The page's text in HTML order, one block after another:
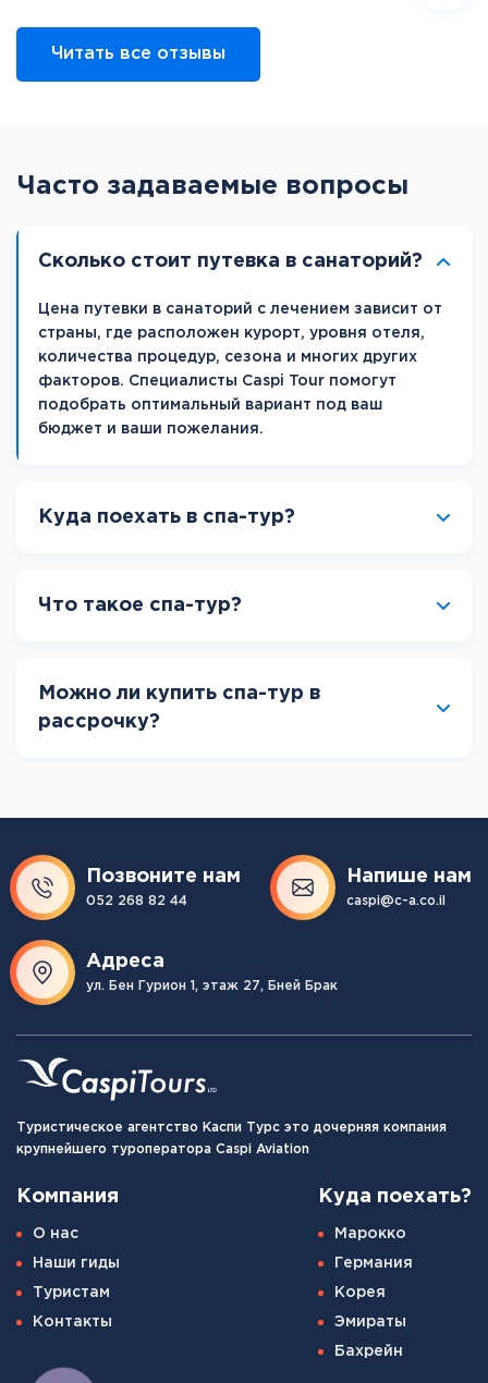
Читать все отзывы
Часто задаваемые вопросы
Сколько стоит путевка в санаторий?
Цена путевки в санаторий с лечением зависит от
страны, где расположен курорт, уровня отеля,
количества процедур, сезона и многих других
факторов. Специалисты Caspi Tour помогут
подобрать оптимальный вариант под ваш
бюджет и ваши пожелания.
Куда поехать в спа-тур?
Что такое спа-тур?
Можно ли купить спа-тур в
рассрочку?
Позвоните нам
052 268 82 44
Напише нам
caspi@c-a.co.il
Адреса
ул. Бен Гурион 1, этаж 27, Бней Брак
Туристическое агентство Каспи Турс это дочерняя компания
крупнейшего туроператора Caspi Aviation
Компания
О нас
Наши гиды
Туристам
Контакты
Куда поехать?
Марокко
Германия
Корея
Эмираты
Бахрейн